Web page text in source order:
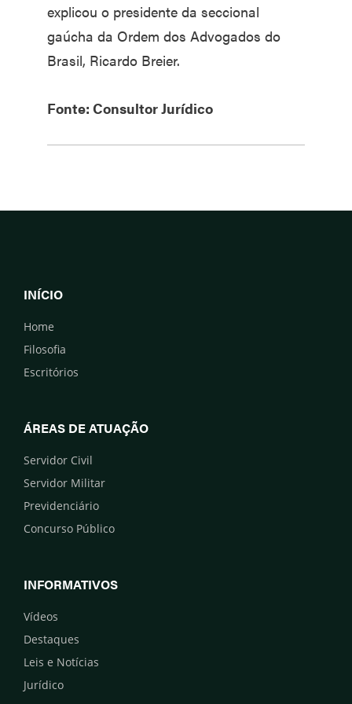
explicou o presidente da seccional
gaúcha da Ordem dos Advogados do
Brasil, Ricardo Breier.
Fonte: Consultor Jurídico
INÍCIO
Home
Filosofia
Escritórios
ÁREAS DE ATUAÇÃO
Servidor Civil
Servidor Militar
Previdenciário
Concurso Público
INFORMATIVOS
Vídeos
Destaques
Leis e Notícias
Jurídico